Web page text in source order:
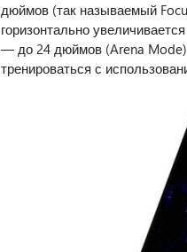
дюймов (так называемый
горизонтально
— до 24 дюймов (Arena
тренироваться с